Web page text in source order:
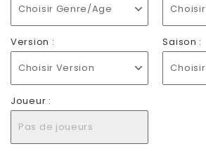
Choisir Genre/Age
Version :
Choisir Version
Saison :
Joueur :
Pas de joueurs